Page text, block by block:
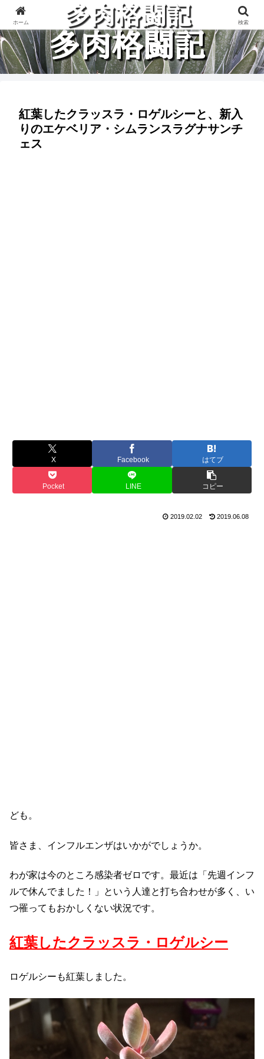
多肉植物と楽しく格闘している記録です。
紅葉したクラッスラ・ロゲルシーと、新入
りのエケベリア・シムランスラグナサンチ
ェス
X Facebook はてブ
Pocket LINE コピー
2019.02.02 2019.06.08
ども。
皆さま、インフルエンザはいかがでしょうか。
わが家は今のところ感染者ゼロです。最近は「先週インフ
ルで休んでました！」という人達と打ち合わせが多く、い
つ罹ってもおかしくない状況です。
紅葉したクラッスラ・ロゲルシー
ロゲルシーも紅葉しました。
ホーム 検索